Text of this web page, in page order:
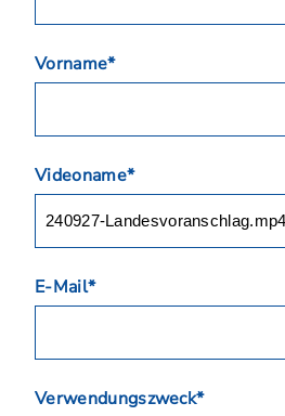
Vorname*
Videoname*
E-Mail*
Verwendungszweck*